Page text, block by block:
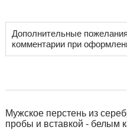
Дополнительные
комментарии при
Мужское перстень из
пробы и вставкой - белым